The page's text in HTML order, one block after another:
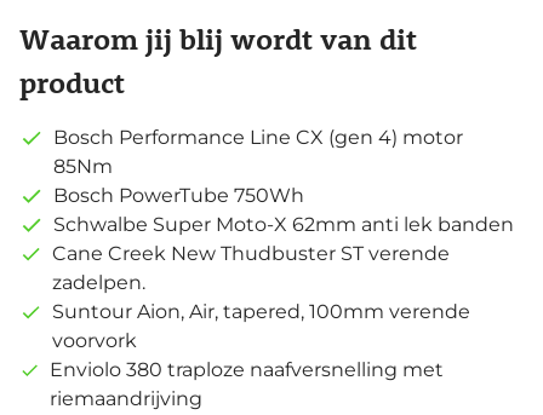
Waarom jij blij wordt van dit
product
Bosch Performance Line CX (gen 4) motor
85Nm
Bosch PowerTube 750Wh
Schwalbe Super Moto-X 62mm anti lek banden
Cane Creek New Thudbuster ST verende
zadelpen.
Suntour Aion, Air, tapered, 100mm verende
voorvork
Enviolo 380 traploze naafversnelling met
riemaandrijving